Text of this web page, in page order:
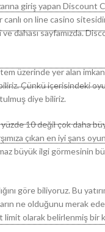
giriş yapan Discount
on line casino
dahası sayfamızda.
üzerinde yer alan
Çünkü içerisindeki
diye biliriz.
yüzde 10 değil çok daha
çıkan en iyi şans
büyük ilgi görmesinin
göre biliyoruz. Bu
ne olduğunu merak
olarak belirlenmiş bir